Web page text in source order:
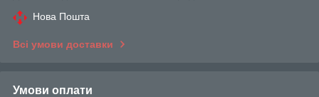
Нова Пошта
Всі умови доставки
Умови оплати